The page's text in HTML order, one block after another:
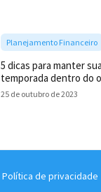
Planejamento Financeiro
5 dicas para manter
temporada dentro do
25 de outubro de 2023
Política de privacidade